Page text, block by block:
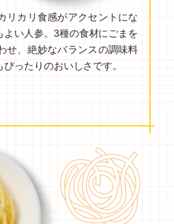
リカリ食感がアクセントにな
い人参。3種の食材にごまを
せ、絶妙なバランスの調味料
ったりのおいしさです。